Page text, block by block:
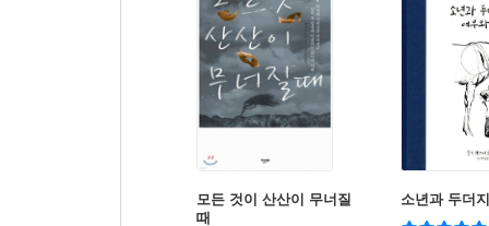
모든 것이 산산이 무너질
때
소년과 두더